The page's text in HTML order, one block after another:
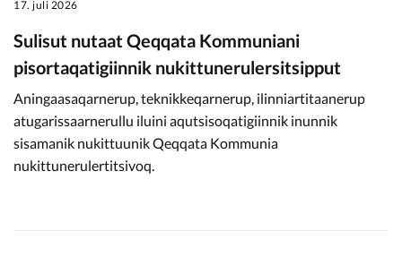
17. juli 2026
Sulisut nutaat Qeqqata Kommuniani
pisortaqatigiinnik nukittunerulersitsipput
Aningaasaqarnerup, teknikkeqarnerup, ilinniartitaanerup
atugarissaarnerullu iluini aqutsisoqatigiinnik inunnik
sisamanik nukittuunik Qeqqata Kommunia
nukittunerulertitsivoq.